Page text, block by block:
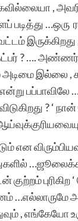
,
…ஒரு
இருக்கிறது ,
? …. அண்ணர்
இல்லை ,
? ‘
என​
புரிகிற​
சனம்
,